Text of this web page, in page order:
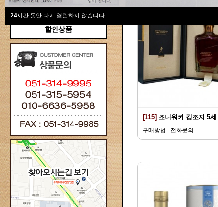
24시간 동안 다시 열람하지 않습니다.
선물용
할인상품
[115] 조니워커 킹조지 5세
구매방법 : 전화문의